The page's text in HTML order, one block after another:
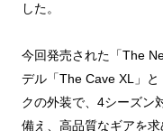
した。
今回発売された「The
デル「The Cave XL」
クの外装で、4シーズン
備え、高品質なギアを